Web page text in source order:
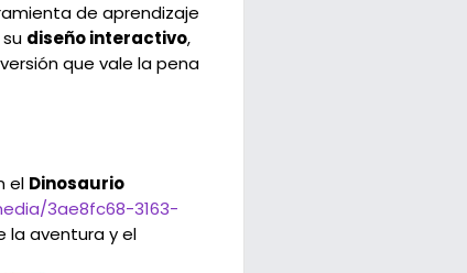
de aprendizaje
diseño interactivo,
que vale la pena
el Dinosaurio
3ae8fc68-3163-
la aventura y el